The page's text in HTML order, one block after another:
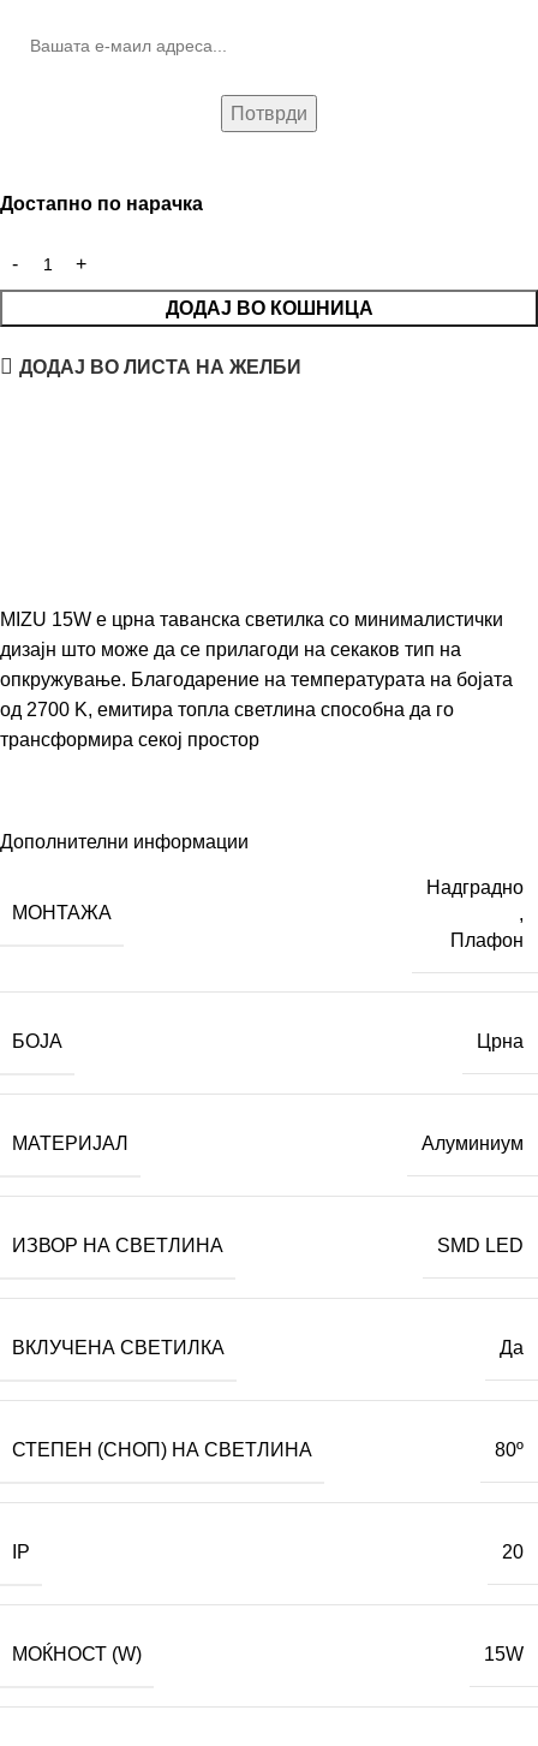
Достапно по нарачка
ДОДАЈ ВО КОШНИЦА
ДОДАЈ ВО ЛИСТА НА ЖЕЛБИ
MIZU 15W е црна таванска светилка со минималистички
дизајн што може да се прилагоди на секаков тип на
опкружување. Благодарение на температурата на бојата
од 2700 K, емитира топла светлина способна да го
трансформира секој простор
Дополнителни информации
МОНТАЖА
Надградно
,
Плафон
БОЈА Црна
МАТЕРИЈАЛ Алуминиум
ИЗВОР НА СВЕТЛИНА SMD LED
ВКЛУЧЕНА СВЕТИЛКА Да
СТЕПЕН (СНОП) НА СВЕТЛИНА 80º
IP 20
МОЌНОСТ (W) 15W